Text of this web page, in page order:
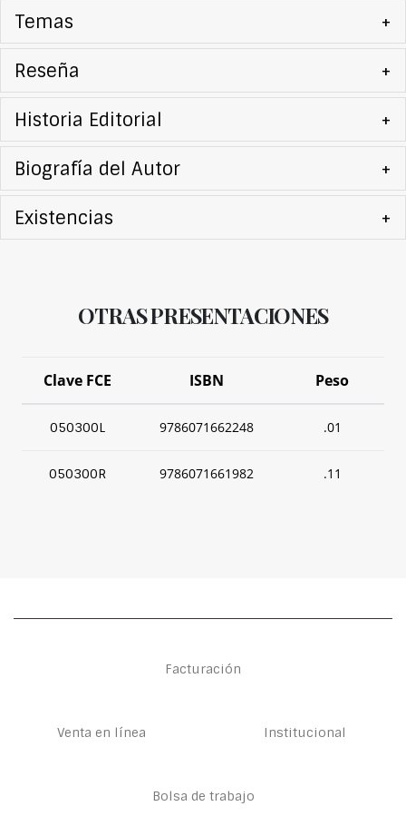
Temas +
Reseña +
Historia Editorial +
Biografía del Autor +
Existencias +
OTRAS PRESENTACIONES
Clave FCE ISBN Peso
050300L 9786071662248 .01
050300R 9786071661982 .11
Facturación
Venta en línea Institucional
Bolsa de trabajo